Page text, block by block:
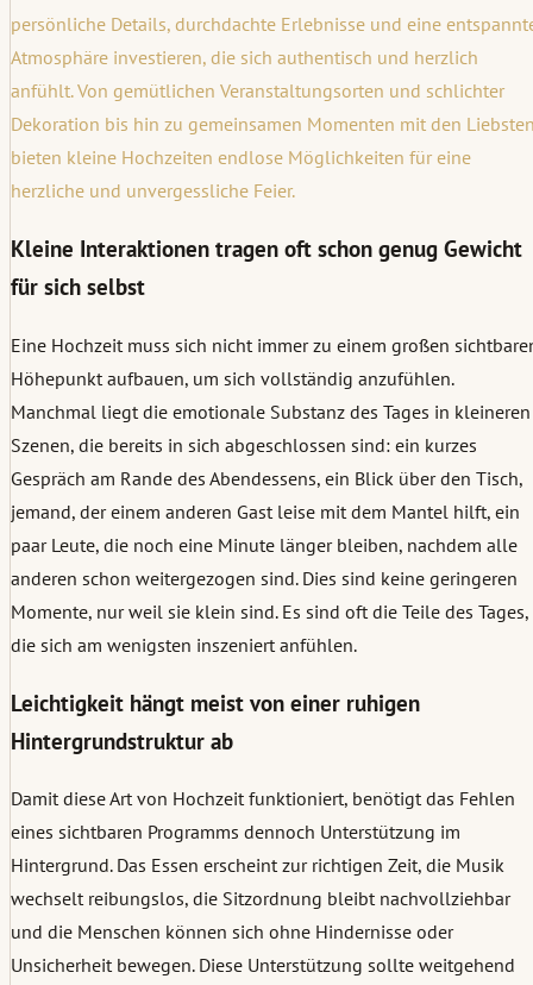
persönliche Details, durchdachte Erlebnisse und eine
Atmosphäre investieren, die sich authentisch und herzlich
anfühlt. Von gemütlichen Veranstaltungsorten und schlichter
Dekoration bis hin zu gemeinsamen Momenten mit den
bieten kleine Hochzeiten endlose Möglichkeiten für eine
herzliche und unvergessliche Feier.
Kleine Interaktionen tragen oft schon genug Gewicht
für sich selbst
Eine Hochzeit muss sich nicht immer zu einem großen
Höhepunkt aufbauen, um sich vollständig anzufühlen.
Manchmal liegt die emotionale Substanz des Tages in kleineren
Szenen, die bereits in sich abgeschlossen sind: ein kurzes
Gespräch am Rande des Abendessens, ein Blick über den Tisch,
jemand, der einem anderen Gast leise mit dem Mantel hilft, ein
paar Leute, die noch eine Minute länger bleiben, nachdem alle
anderen schon weitergezogen sind. Dies sind keine geringeren
Momente, nur weil sie klein sind. Es sind oft die Teile des Tages,
die sich am wenigsten inszeniert anfühlen.
Leichtigkeit hängt meist von einer ruhigen
Hintergrundstruktur ab
Damit diese Art von Hochzeit funktioniert, benötigt das Fehlen
eines sichtbaren Programms dennoch Unterstützung im
Hintergrund. Das Essen erscheint zur richtigen Zeit, die Musik
wechselt reibungslos, die Sitzordnung bleibt nachvollziehbar
und die Menschen können sich ohne Hindernisse oder
Unsicherheit bewegen. Diese Unterstützung sollte weitgehend